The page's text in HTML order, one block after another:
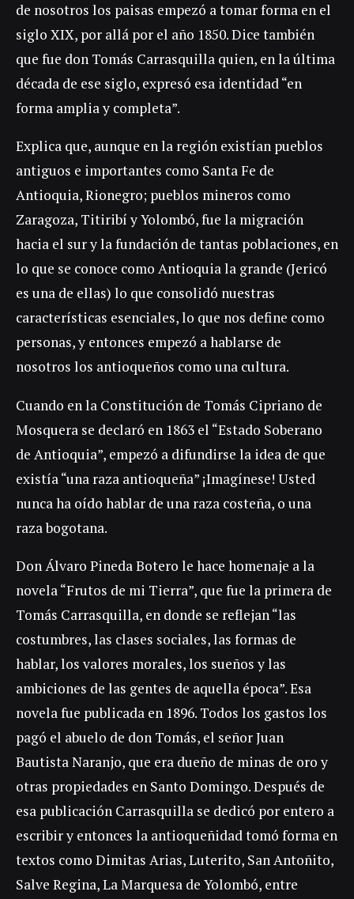
de nosotros los paisas empezó a tomar forma en el
siglo XIX, por allá por el año 1850. Dice también
que fue don Tomás Carrasquilla quien, en la última
década de ese siglo, expresó esa identidad “en
forma amplia y completa”.
Explica que, aunque en la región existían pueblos
antiguos e importantes como Santa Fe de
Antioquia, Rionegro; pueblos mineros como
Zaragoza, Titiribí y Yolombó, fue la migración
hacia el sur y la fundación de tantas poblaciones, en
lo que se conoce como Antioquia la grande (Jericó
es una de ellas) lo que consolidó nuestras
características esenciales, lo que nos define como
personas, y entonces empezó a hablarse de
nosotros los antioqueños como una cultura.
Cuando en la Constitución de Tomás Cipriano de
Mosquera se declaró en 1863 el “Estado Soberano
de Antioquia”, empezó a difundirse la idea de que
existía “una raza antioqueña” ¡Imagínese! Usted
nunca ha oído hablar de una raza costeña, o una
raza bogotana.
Don Álvaro Pineda Botero le hace homenaje a la
novela “Frutos de mi Tierra”, que fue la primera de
Tomás Carrasquilla, en donde se reflejan “las
costumbres, las clases sociales, las formas de
hablar, los valores morales, los sueños y las
ambiciones de las gentes de aquella época”. Esa
novela fue publicada en 1896. Todos los gastos los
pagó el abuelo de don Tomás, el señor Juan
Bautista Naranjo, que era dueño de minas de oro y
otras propiedades en Santo Domingo. Después de
esa publicación Carrasquilla se dedicó por entero a
escribir y entonces la antioqueñidad tomó forma en
textos como Dimitas Arias, Luterito, San Antoñito,
Salve Regina, La Marquesa de Yolombó, entre